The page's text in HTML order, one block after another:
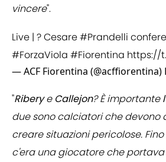
vincere".
Live | ? Cesare#Prandelli
#ForzaViola #Fiorentina https://
— ACF Fiorentina (@acffiorentina)
"Riberye Callejon? È importante
due sono calciatori che devono
creare situazioni pericolose.
c'era una giocatore che